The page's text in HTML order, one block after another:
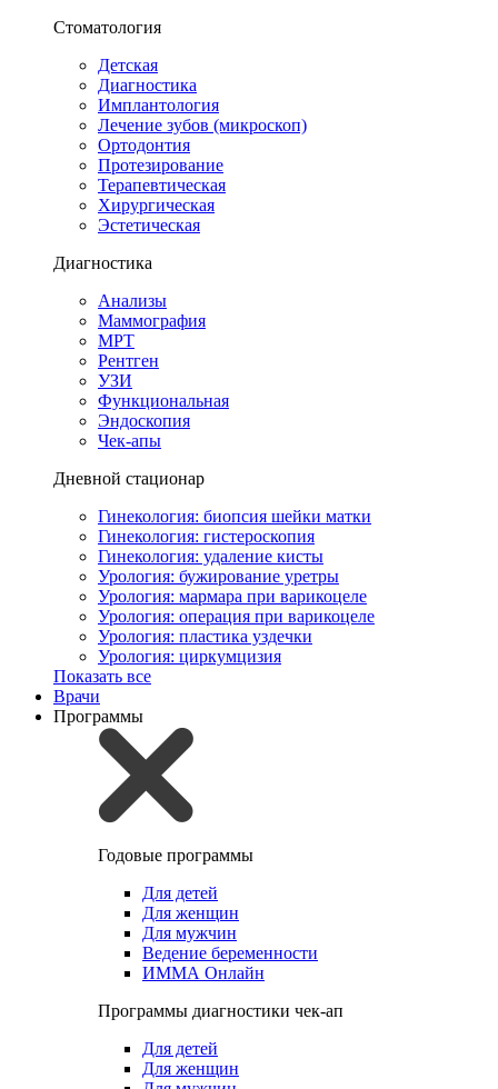
Стоматология
Детская
Диагностика
Имплантология
Лечение зубов (микроскоп)
Ортодонтия
Протезирование
Терапевтическая
Хирургическая
Эстетическая
Диагностика
Анализы
Маммография
МРТ
Рентген
УЗИ
Функциональная
Эндоскопия
Чек-апы
Дневной стационар
Гинекология: биопсия шейки матки
Гинекология: гистероскопия
Гинекология: удаление кисты
Урология: бужирование уретры
Урология: мармара при варикоцеле
Урология: операция при варикоцеле
Урология: пластика уздечки
Урология: циркумцизия
Показать все
Врачи
Программы
Годовые программы
Для детей
Для женщин
Для мужчин
Ведение беременности
ИММА Онлайн
Программы диагностики чек-ап
Для детей
Для женщин